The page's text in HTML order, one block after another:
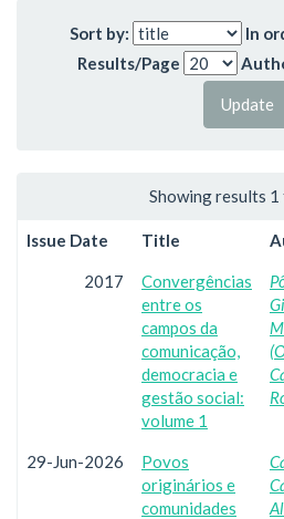
Sort by:
In
Results/Page
Showing results
Issue Date Title
2017
Convergências
entre os
campos da
comunicação,
democracia e
gestão social:
volume 1
29-Jun-2026
Povos
originários e
comunidades